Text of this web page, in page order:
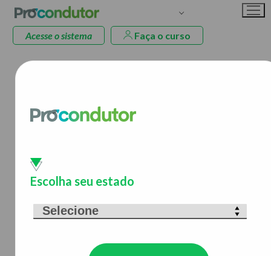
Acesse o sistema Faça o curso
AL, PA, RS, RJ, SP
Descrição
Curso de revisão de conhecimentos e atitudes, que
legislação de trânsito e desenvolver técnicas de
Escolha seu estado